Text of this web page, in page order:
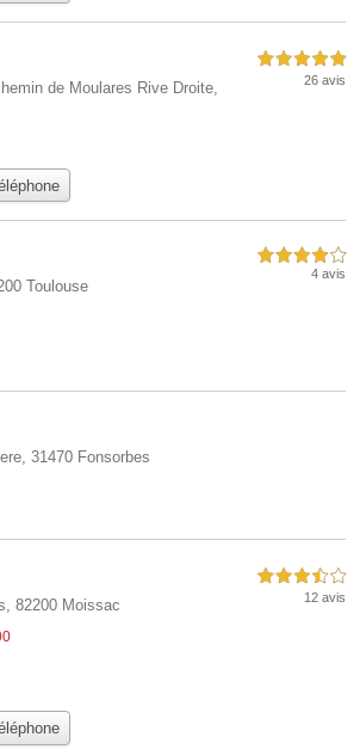
de Moulares Rive Droite,
5,0 étoiles sur 5
26 avis
Toulouse
4,0 étoiles sur 5
4 avis
31470 Fonsorbes
82200 Moissac
3,5 étoiles sur 5
12 avis